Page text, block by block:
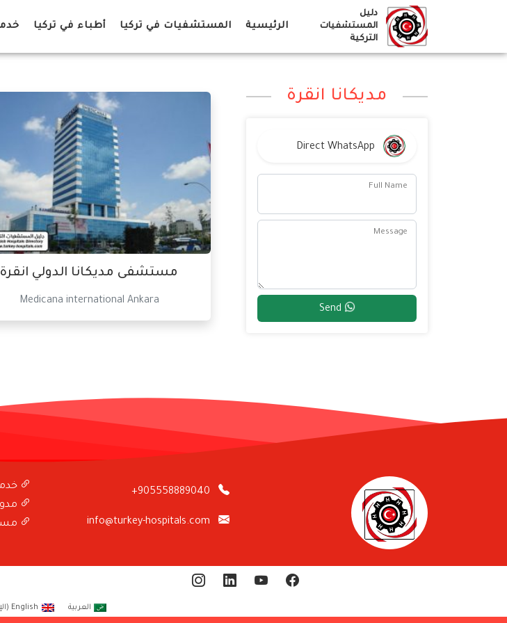
دليل
المستشفيات
التركية
الرئيسية المستشفيات في تركيا أطباء في تركيا
مديكانا انقرة
Full Name
Message
مستشفى مديكانا الدولي انقرة
Medicana international Ankara
+905558889040
info@turkey-hospitals.com
العربية English
(